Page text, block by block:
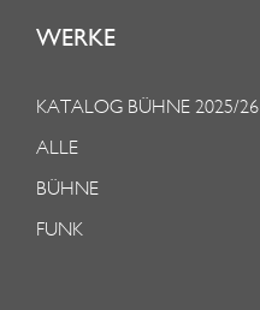
WERKE
KATALOG BÜHNE 2025/26
ALLE
BÜHNE
FUNK